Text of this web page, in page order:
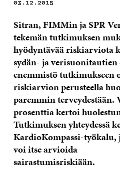
03.12.2015
Sitran, FIMMin ja SPR
tekemän tutkimuksen
hyödyntävää riskiarviota
sydän- ja verisuonitautien
enemmistö tutkimukseen
riskiarvion perusteella
paremmin terveydestään.
prosenttia kertoi
Tutkimuksen yhteydessä
KardioKompassi-
voi itse arvioida
sairastumisriskiään.